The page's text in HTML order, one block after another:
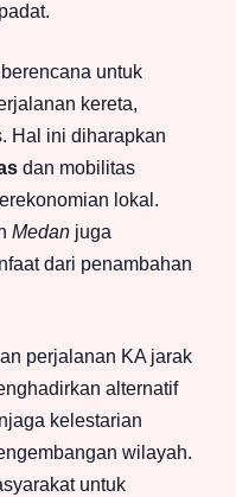
untuk
kereta,
Hal ini diharapkan
dan mobilitas
lokal.
Medan juga
dari penambahan
perjalanan KA jarak
alternatif
kelestarian
wilayah.
untuk